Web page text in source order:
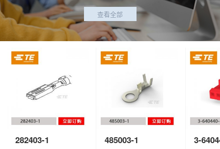
查看全部
282403-1 485003-1 3-